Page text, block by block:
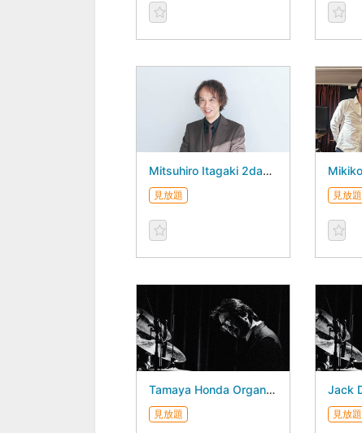
Mitsuhiro Itagaki 2days - August 28, 2026 -
見放題 見放題
Tamaya Honda Organ Quartet Tamaya Honda 3Days - August 22, 2026 -
見放題 見放題